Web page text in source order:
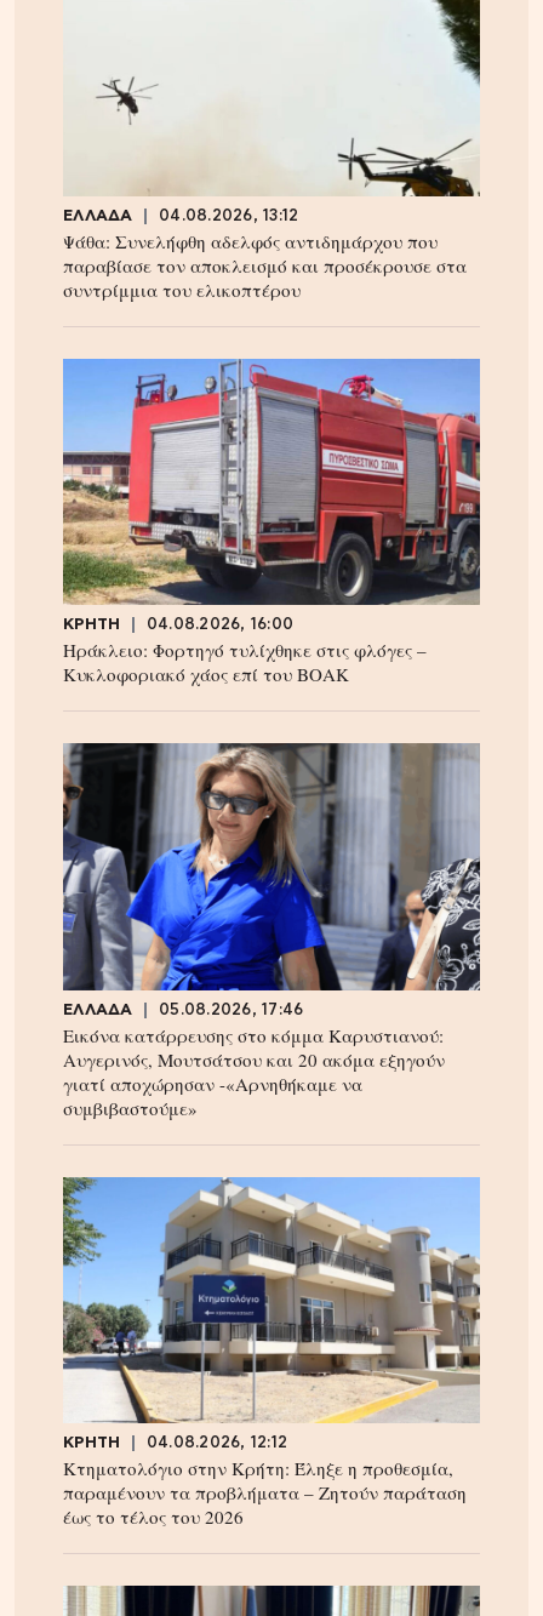
ΕΛΛΑΔΑ 04.08.2026, 13:12
Ψάθα: Συνελήφθη αδελφός αντιδημάρχου που
παραβίασε τον αποκλεισμό και προσέκρουσε στα
συντρίμμια του ελικοπτέρου
ΚΡΗΤΗ 04.08.2026, 16:00
Ηράκλειο: Φορτηγό τυλίχθηκε στις φλόγες –
Κυκλοφοριακό χάος επί του ΒΟΑΚ
ΕΛΛΑΔΑ 05.08.2026, 17:46
Εικόνα κατάρρευσης στο κόμμα Καρυστιανού:
Αυγερινός, Μουτσάτσου και 20 ακόμα εξηγούν
γιατί αποχώρησαν -«Αρνηθήκαμε να
συμβιβαστούμε»
ΚΡΗΤΗ 04.08.2026, 12:12
Κτηματολόγιο στην Κρήτη: Έληξε η προθεσμία,
παραμένουν τα προβλήματα – Ζητούν παράταση
έως το τέλος του 2026